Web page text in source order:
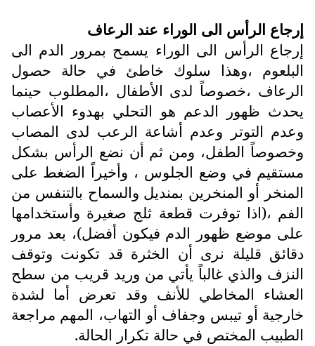
إرجاع الرأس الى الوراء عند الرعاف
إرجاع الرأس الى الوراء يسمح بمرور الدم الى
البلعوم ،وهذا سلوك خاطئ في حالة حصول
الرعاف ،خصوصاً لدى الأطفال ،المطلوب حينما
يحدث ظهور الدعم هو التحلي بهدوء الأعصاب
وعدم التوتر وعدم أشاعة الرعب لدى المصاب
وخصوصاً الطفل، ومن ثم أن نضع الرأس بشكل
مستقيم في وضع الجلوس ، وأخيراً الضغط على
المنخر أو المنخرين بمنديل والسماح بالتنفس من
الفم ،(اذا توفرت قطعة ثلج صغيرة وأستخدامها
على موضع ظهور الدم فيكون أفضل)، بعد مرور
دقائق قليلة نرى أن الخثرة قد تكونت وتوقف
النزف والذي غالباً يأتي من وريد قريب من سطح
العشاء المخاطي للأنف وقد تعرض أما لشدة
خارجية أو تيبس وجفاف أو التهاب، المهم مراجعة
الطبيب المختص في حالة تكرار الحالة.